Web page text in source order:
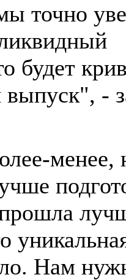
точно
будет
-
менее,
Нам